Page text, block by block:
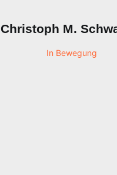
Christoph M.
In Bewegung